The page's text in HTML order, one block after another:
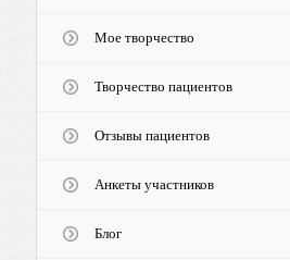
Мое творчество
Творчество пациентов
Отзывы пациентов
Анкеты участников
Блог